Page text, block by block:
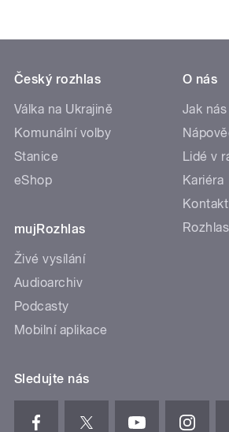
Český rozhlas
Válka na Ukrajině
Komunální volby
Stanice
eShop
mujRozhlas
Živé vysílání
Audioarchiv
Podcasty
Mobilní aplikace
O nás
Jak
Lidé v
Kariéra
Kontakt
Sledujte nás